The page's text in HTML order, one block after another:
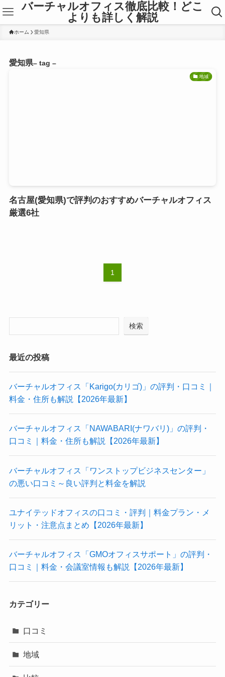
バーチャルオフィス徹底比較！どこ
よりも詳しく解説
ホーム 愛知県
愛知県– tag –
地域
名古屋(愛知県)で評判のおすすめバーチャルオフィス
厳選6社
1
検索
最近の投稿
バーチャルオフィス「Karigo(カリゴ)」の評判・口コミ｜
料金・住所も解説【2026年最新】
バーチャルオフィス「NAWABARI(ナワバリ)」の評判・
口コミ｜料金・住所も解説【2026年最新】
バーチャルオフィス「ワンストップビジネスセンター」
の悪い口コミ～良い評判と料金を解説
ユナイテッドオフィスの口コミ・評判｜料金プラン・メ
リット・注意点まとめ【2026年最新】
バーチャルオフィス「GMOオフィスサポート」の評判・
口コミ｜料金・会議室情報も解説【2026年最新】
カテゴリー
口コミ
地域